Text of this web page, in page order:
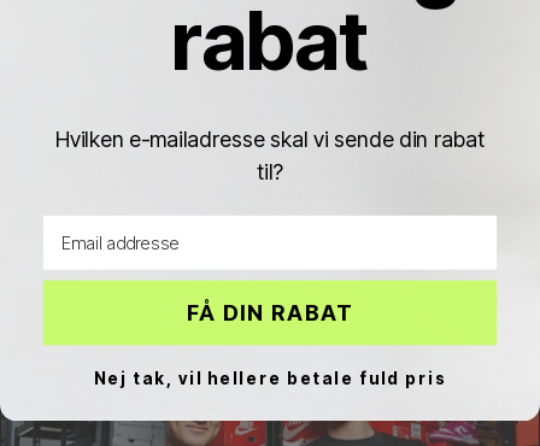
New Balance 1906
rabat
Hvilken e-mailadresse skal vi sende din rabat
til?
FÅ DIN RABAT
Nej tak, vil hellere betale fuld pris